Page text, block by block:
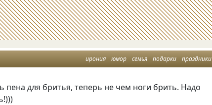
ирония юмор семья подарки праздники
пена для бритья, теперь не чем ноги брить. Надо